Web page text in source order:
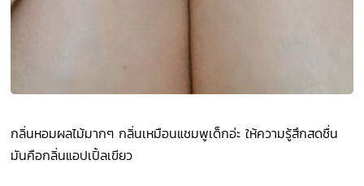
กลิ่นหอมผลไม้มากๆ กลิ่นเหมือนแชมพูเด็กอ่ะ ให้ความรู้สึกสดชื่น
มันคือกลิ่นแอปเปิ้ลเขียว